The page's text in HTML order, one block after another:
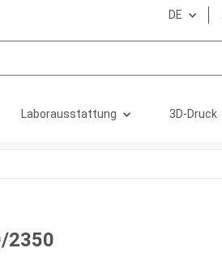
DE
Laborausstattung 3D-Druck
2350